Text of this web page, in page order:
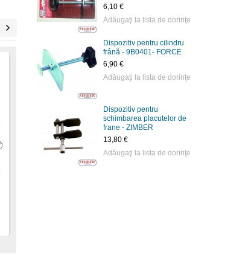
6,10 €
Adăugaţi la lista de dorinţe
Dispozitiv pentru cilindru
frână - 9B0401- FORCE
6,90 €
Adăugaţi la lista de dorinţe
Dispozitiv pentru
schimbarea placutelor de
frane - ZIMBER
13,80 €
Adăugaţi la lista de dorinţe
Dispozitiv pentru
schimbarea placutelor
de frane (ZT-04066) -
SMANN TOOLS.